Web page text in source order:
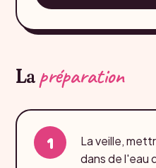
Lapréparation
La veille,
dans de l'eau